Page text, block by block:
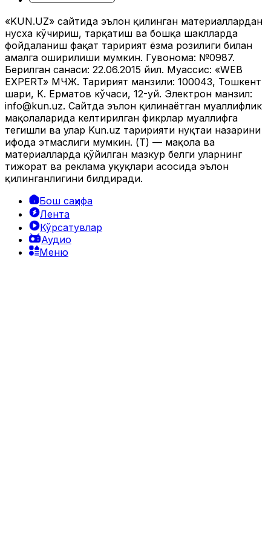
«KUN.UZ» сайтида эълон қилинган материаллардан
нусха кўчириш, тарқатиш ва бошқа шаклларда
фойдаланиш фақат таҳририят ёзма розилиги билан
амалга оширилиши мумкин. Гувоҳнома: №0987.
Берилган санаси: 22.06.2015 йил. Муассис: «WEB
EXPERT» МЧЖ. Таҳририят манзили: 100043, Тошкент
шаҳри, К. Ерматов кўчаси, 12-уй. Электрон манзил:
info@kun.uz. Сайтда эълон қилинаётган муаллифлик
мақолаларида келтирилган фикрлар муаллифга
тегишли ва улар Kun.uz таҳририяти нуқтаи назарини
ифода этмаслиги мумкин. (Т) — мақола ва
материалларда қўйилган мазкур белги уларнинг
тижорат ва реклама ҳуқуқлари асосида эълон
қилинганлигини билдиради.
Бош саҳифа
Лента
Кўрсатувлар
Аудио
Меню